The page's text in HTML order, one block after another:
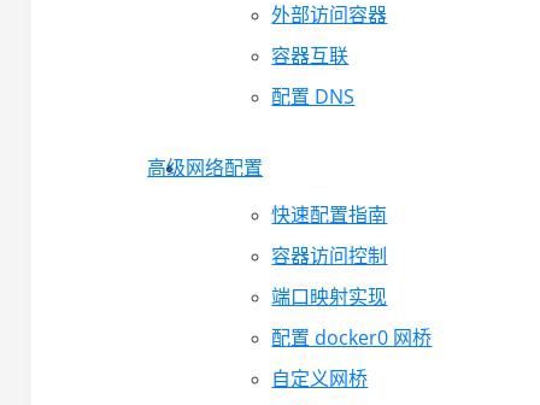
外部访问容器
容器互联
配置 DNS
高级网络配置
快速配置指南
容器访问控制
端口映射实现
配置 docker0 网桥
自定义网桥